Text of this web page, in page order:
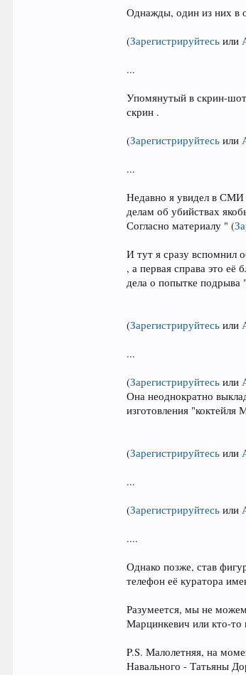
Однажды, один из них в
(Зарегистрируйтесь или
...
Упомянутый в скрин-
скрин .
(Зарегистрируйтесь или
...
Недавно я увидел в СМИ
делам об убийствах
Согласно материалу "(
И тут я сразу вспомнил
, а первая справа это
дела о попытке подрыва
(Зарегистрируйтесь или
...
(Зарегистрируйтесь или
Она неоднократно
изготовления
(Зарегистрируйтесь или
...
(Зарегистрируйтесь или
....
Однако позже, став
телефон её куратора
Разумеется, мы не
Марцинкевич или кто-то
P.S. Малолетняя, на
Навального - Татьяны